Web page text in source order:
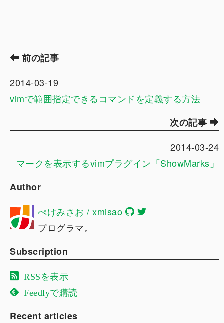
前の記事
2014-03-19
vimで範囲指定できるコマンドを定義する方法
次の記事
2014-03-24
マークを表示するvimプラグイン「ShowMarks」
Author
ぺけみさお / xmisao
プログラマ。
Subscription
RSSを表示
Feedlyで購読
Recent articles